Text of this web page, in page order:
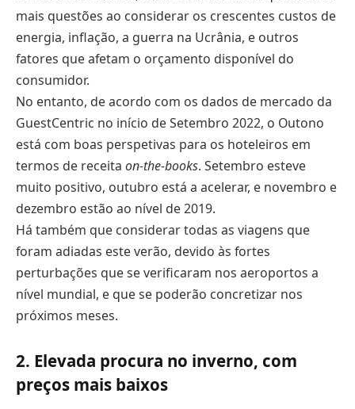
mais questões ao considerar os crescentes custos de
energia, inflação, a guerra na Ucrânia, e outros
fatores que afetam o orçamento disponível do
consumidor.
No entanto, de acordo com os dados de mercado da
GuestCentric no início de Setembro 2022, o Outono
está com boas perspetivas para os hoteleiros em
termos de receita on-the-books. Setembro esteve
muito positivo, outubro está a acelerar, e novembro e
dezembro estão ao nível de 2019.
Há também que considerar todas as viagens que
foram adiadas este verão, devido às fortes
perturbações que se verificaram nos aeroportos a
nível mundial, e que se poderão concretizar nos
próximos meses.
2. Elevada procura no inverno, com
preços mais baixos